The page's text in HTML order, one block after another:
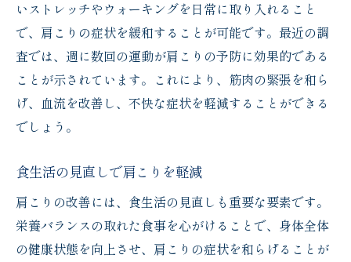
いストレッチやウォーキングを日常に取り入れること
で、肩こりの症状を緩和することが可能です。最近の調
査では、週に数回の運動が肩こりの予防に効果的である
ことが示されています。これにより、筋肉の緊張を和ら
げ、血流を改善し、不快な症状を軽減することができる
でしょう。
食生活の見直しで肩こりを軽減
肩こりの改善には、食生活の見直しも重要な要素です。
栄養バランスの取れた食事を心がけることで、身体全体
の健康状態を向上させ、肩こりの症状を和らげることが